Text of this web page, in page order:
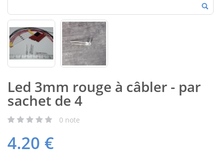
Led 3mm rouge à câbler - par
sachet de 4
0 note
4.20 €